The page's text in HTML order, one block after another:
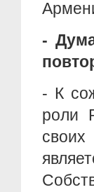
-
- К
роли